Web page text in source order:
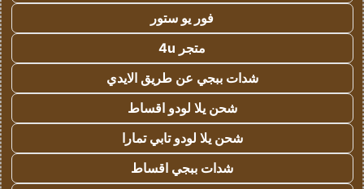
فور يو ستور
متجر 4u
شدات ببجي عن طريق الايدي
شحن يلا لودو اقساط
شحن يلا لودو تابي تمارا
شدات ببجي اقساط